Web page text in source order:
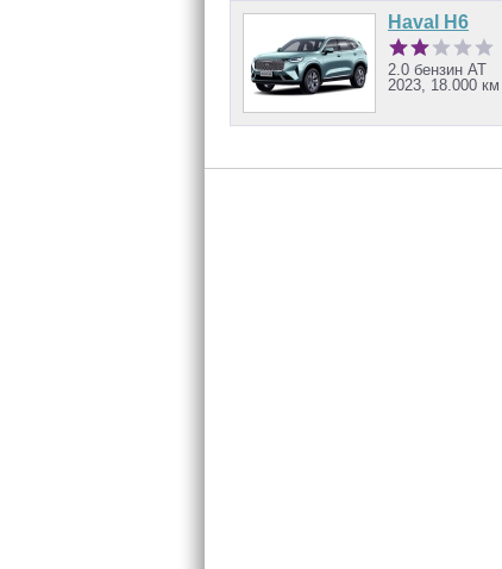
Haval H6
2.0 бензин AT
2023, 18.000 км